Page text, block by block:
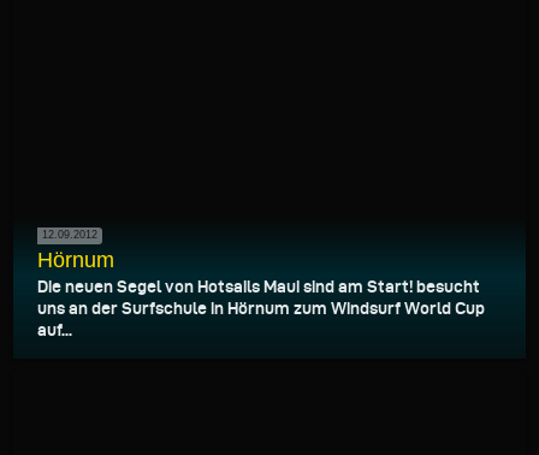
12.09.2012
Hörnum
Die neuen Segel von Hotsails Maui sind am Start! besucht
uns an der Surfschule in Hörnum zum Windsurf World Cup
auf...